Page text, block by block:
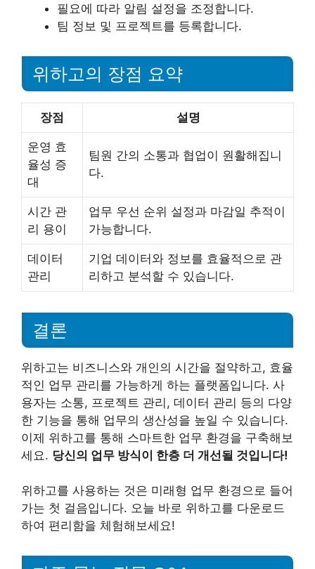
필요에 따라 알림 설정을 조정합니다.
팀 정보 및 프로젝트를 등록합니다.
위하고의 장점 요약
장점 설명
운영 효
율성 증
대
팀원 간의 소통과 협업이 원활해집니
다.
시간 관
리 용이
업무 우선 순위 설정과 마감일 추적이
가능합니다.
데이터
관리
기업 데이터와 정보를 효율적으로 관
리하고 분석할 수 있습니다.
결론
위하고는 비즈니스와 개인의 시간을 절약하고, 효율
적인 업무 관리를 가능하게 하는 플랫폼입니다. 사
용자는 소통, 프로젝트 관리, 데이터 관리 등의 다양
한 기능을 통해 업무의 생산성을 높일 수 있습니다.
이제 위하고를 통해 스마트한 업무 환경을 구축해보
세요. 당신의 업무 방식이 한층 더 개선될 것입니다!
위하고를 사용하는 것은 미래형 업무 환경으로 들어
가는 첫 걸음입니다. 오늘 바로 위하고를 다운로드
하여 편리함을 체험해보세요!